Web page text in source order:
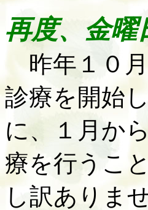
再度、金曜
昨年１０
診療を開始
に、１月か
療を行うこ
し訳ありま